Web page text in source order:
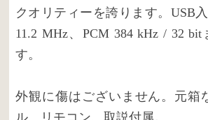
クオリティーを誇ります。USB
11.2 MHz、PCM 384 kHz / 32
す。
外観に傷はございません。元箱